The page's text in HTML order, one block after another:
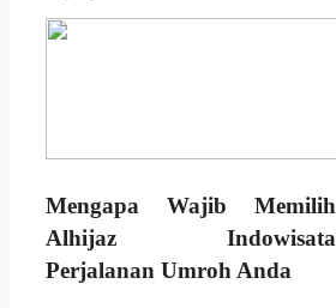
Mengapa Wajib Memilih
Alhijaz Indowisata
Perjalanan Umroh Anda